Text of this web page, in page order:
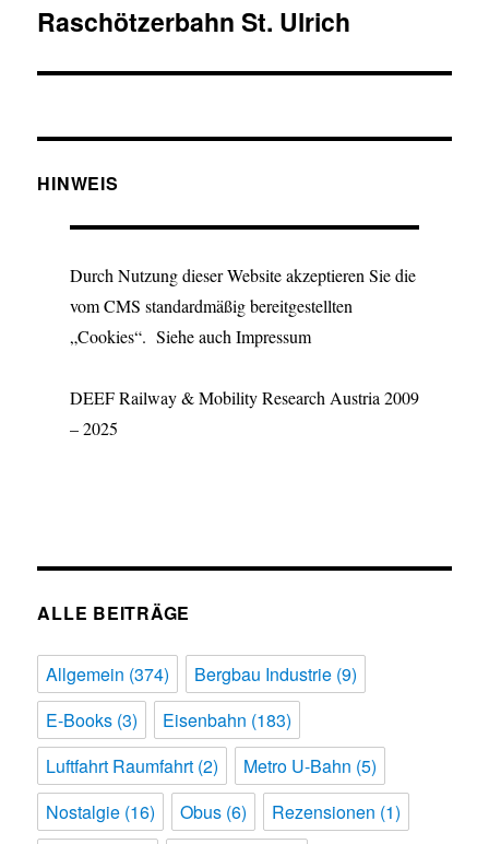
Nächster
Raschötzerbahn St. Ulrich
HINWEIS
Durch Nutzung dieser Website akzeptieren Sie die
vom CMS standardmäßig bereitgestellten
„Cookies“. Siehe auch Impressum
DEEF Railway & Mobility Research Austria 2009
– 2025
ALLE BEITRÄGE
Allgemein (374) Bergbau Industrie (9)
E-Books (3) Eisenbahn (183)
Luftfahrt Raumfahrt (2) Metro U-Bahn (5)
Nostalgie (16) Obus (6) Rezensionen (1)